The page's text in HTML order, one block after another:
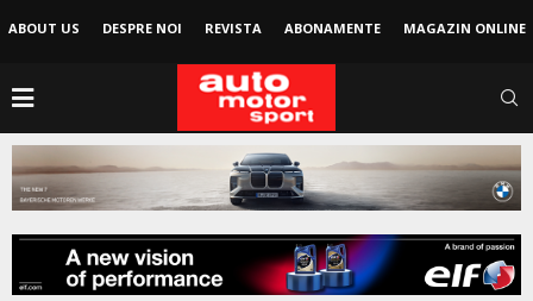
ABOUT US DESPRE NOI REVISTA ABONAMENTE MAGAZIN ONLINE